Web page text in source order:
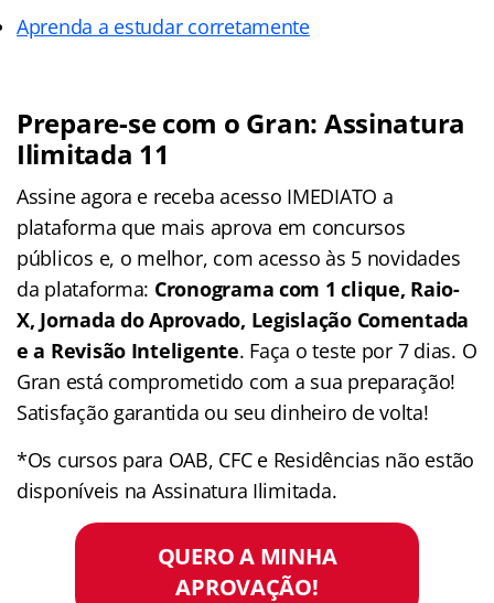
Aprenda a estudar corretamente
Prepare-se com o Gran: Assinatura
Ilimitada 11
Assine agora e receba acesso IMEDIATO a
plataforma que mais aprova em concursos
públicos e, o melhor, com acesso às 5 novidades
da plataforma: Cronograma com 1 clique, Raio-
X, Jornada do Aprovado, Legislação Comentada
e a Revisão Inteligente. Faça o teste por 7 dias. O
Gran está comprometido com a sua preparação!
Satisfação garantida ou seu dinheiro de volta!
*Os cursos para OAB, CFC e Residências não estão
disponíveis na Assinatura Ilimitada.
QUERO A MINHA
APROVAÇÃO!